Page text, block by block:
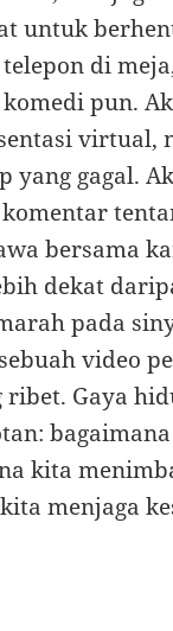
untuk
di
pun.
virtual,
yang gagal.
bersama
dekat
pada
video
ribet. Gaya
kita
menjaga